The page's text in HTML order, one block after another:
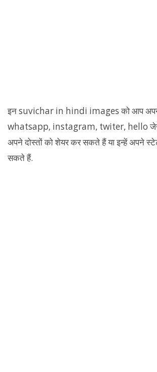
इन suvichar in hindi images को आप
whatsapp, instagram, twiter, hello जेसे
अपने दोस्तों को शेयर कर सकते हैं या इन्हें अपने
सकते हैं.